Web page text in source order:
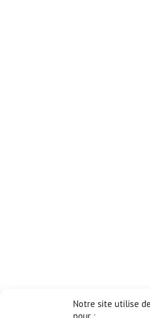
Notre site utilise